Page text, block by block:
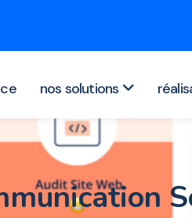
nos solutions